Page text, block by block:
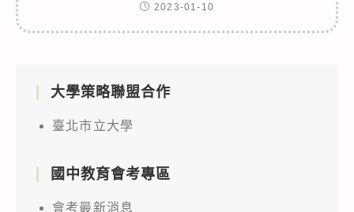
2023-01-10
大學策略聯盟合作
臺北市立大學
國中教育會考專區
會考最新消息